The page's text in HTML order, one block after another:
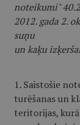
noteikumi"
2012. gada 2.
suņu
un kaķu
1. Saistošie
turēšanas un
teritorijas,